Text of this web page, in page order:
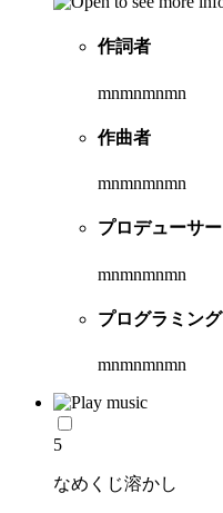
作詞者
mnmnmnmn
作曲者
mnmnmnmn
プロデューサー
mnmnmnmn
プログラミング
mnmnmnmn
5
なめくじ溶かし